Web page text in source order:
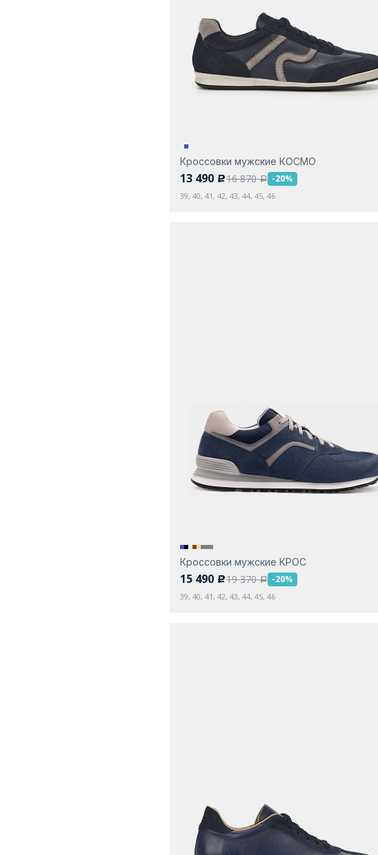
Кроссовки мужские КОСМО
13 490 c16 870a -20%
39, 40, 41, 42, 43, 44, 45, 46
Кроссовки мужские КРОС
15 490 c19 370a -20%
39, 40, 41, 42, 43, 44, 45, 46